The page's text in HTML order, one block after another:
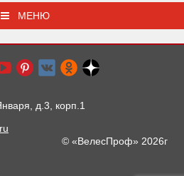
МЕНЮ
д.3, корп.1
© «ВелесПроф» 2026г